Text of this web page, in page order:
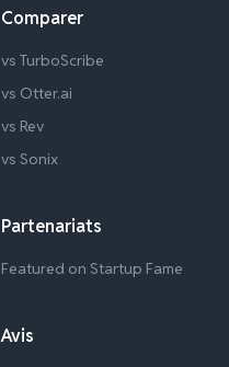
Comparer
vs TurboScribe
vs Otter.ai
vs Rev
vs Sonix
Partenariats
Featured on Startup Fame
Avis